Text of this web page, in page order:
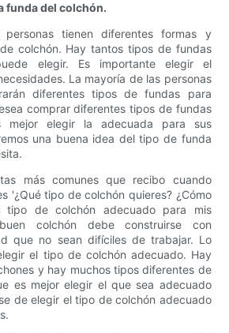
funda del colchón.
tienen diferentes formas y
colchón. Hay tantos tipos de fundas
elegir. Es importante elegir el
La mayoría de las personas
diferentes tipos de fundas para
comprar diferentes tipos de fundas
mejor elegir la adecuada para sus
una buena idea del tipo de funda
más comunes que recibo cuando
'¿Qué tipo de colchón quieres? ¿Cómo
tipo de colchón adecuado para mis
colchón debe construirse con
que no sean difíciles de trabajar. Lo
el tipo de colchón adecuado. Hay
y hay muchos tipos diferentes de
es mejor elegir el que sea adecuado
de elegir el tipo de colchón adecuado